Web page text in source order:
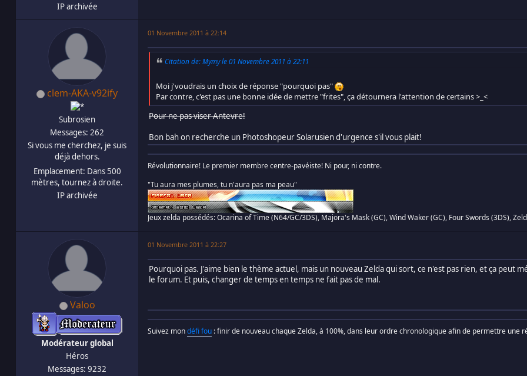
IP archivée
clem-AKA-v92ify
Subrosien
Messages: 262
Si vous me cherchez, je suis
déjà dehors.
Emplacement: Dans 500
mètres, tournez à droite.
IP archivée
01 Novembre 2011 à 22:14
Citation de: Mymy le 01 Novembre 2011 à 22:11
Moi j'voudrais un choix de réponse "pourquoi pas"
Par contre, c'est pas une bonne idée de mettre "frites", ça détournera l'attention de certains >_<
Pour ne pas viser Antevre!
Bon bah on recherche un Photoshopeur Solarusien d'urgence s'il vous plait!
Révolutionnaire! Le premier membre centre-pavéiste! Ni pour, ni contre.
"Tu aura mes plumes, tu n'aura pas ma peau"
Jeux zelda possédés: Ocarina of Time (N64/GC/3DS), Majora's Mask (GC), Wind Waker (GC), Four Swords (3DS),
Valoo
Modérateur global
Héros
Messages: 9232
01 Novembre 2011 à 22:27
Pourquoi pas. J'aime bien le thème actuel, mais un nouveau Zelda qui sort, ce n'est pas rien, et ça
le forum. Et puis, changer de temps en temps ne fait pas de mal.
Suivez mondéfi fou : finir de nouveau chaque Zelda, à 100%, dans leur ordre chronologique afin de permettre une